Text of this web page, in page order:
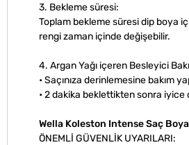
3. Bekleme süresi:
Toplam bekleme süresi dip boya
rengi zaman içinde değişebilir.
4. Argan Yağı içeren Besleyici
• Saçınıza derinlemesine bakım
• 2 dakika beklettikten sonra iyice
Wella Koleston Intense Saç
ÖNEMLİ GÜVENLİK UYARILARI: